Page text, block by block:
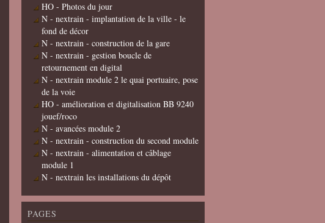
HO - Photos du jour
N - nextrain - implantation de la ville - le
fond de décor
N - nextrain - construction de la gare
N - nextrain - gestion boucle de
retournement en digital
N - nextrain module 2 le quai portuaire, pose
de la voie
HO - amélioration et digitalisation BB 9240
jouef/roco
N - avancées module 2
N - nextrain - construction du second module
N - nextrain - alimentation et câblage
module 1
N - nextrain les installations du dépôt
PAGES